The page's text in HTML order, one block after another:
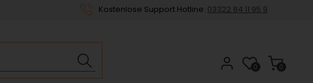
Kostenlose Support Hotline: 03322 84 11 95 9
0
0